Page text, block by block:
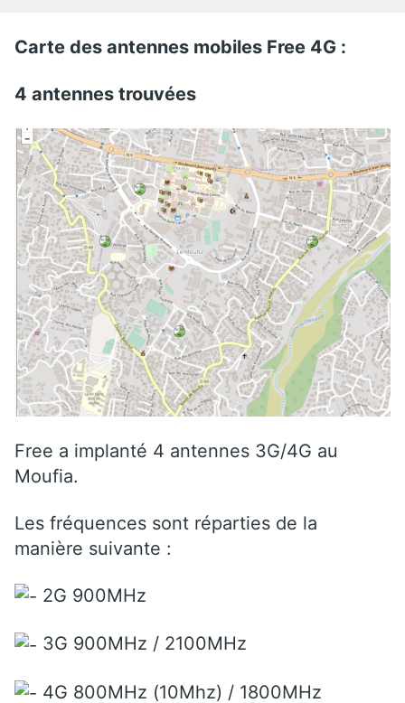
Carte des antennes mobiles Free 4G :
4 antennes trouvées
Free a implanté 4 antennes 3G/4G au
Moufia.
Les fréquences sont réparties de la
manière suivante :
2G 900MHz
3G 900MHz / 2100MHz
4G 800MHz (10Mhz) / 1800MHz